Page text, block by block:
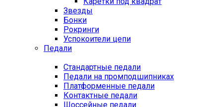
Звезды
Бонки
Рокринги
Успокоители цепи
Педали
Стандартные педали
Педали на промподшипниках
Платформенные педали
Контактные педали
Шоссейные педали